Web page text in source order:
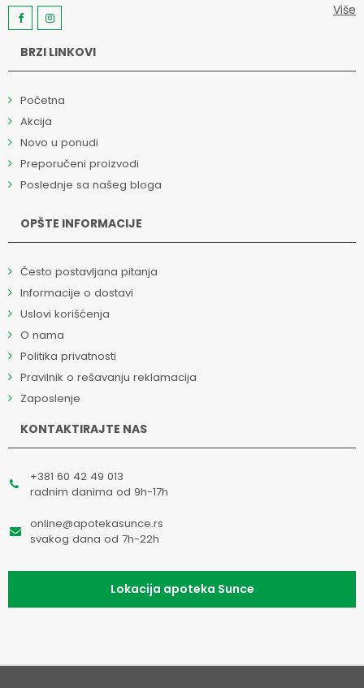
Više
BRZI LINKOVI
Početna
Akcija
Novo u ponudi
Preporučeni proizvodi
Poslednje sa našeg bloga
OPŠTE INFORMACIJE
Često postavljana pitanja
Informacije o dostavi
Uslovi korišćenja
O nama
Politika privatnosti
Pravilnik o rešavanju reklamacija
Zaposlenje
KONTAKTIRAJTE NAS
+381 60 42 49 013
radnim danima od 9h-17h
online@apotekasunce.rs
svakog dana od 7h-22h
Lokacija apoteka Sunce